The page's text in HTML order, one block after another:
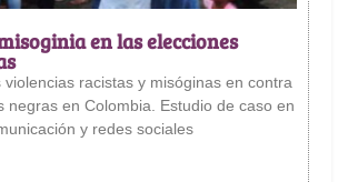
en las elecciones
violencias racistas y misóginas en contra
negras en Colombia. Estudio de caso en
y redes sociales